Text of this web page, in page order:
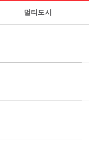
멀티도시